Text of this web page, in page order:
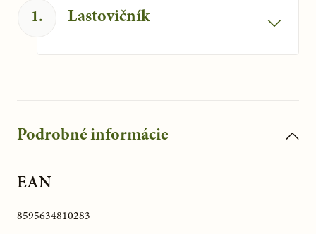
1. Lastovičník
K tejto byline bohužiaľ zo zákona nie je
Podrobné informácie
EAN
8595634810283